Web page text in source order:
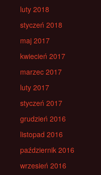
luty 2018
styczeń 2018
maj 2017
kwiecień 2017
marzec 2017
luty 2017
styczeń 2017
grudzień 2016
listopad 2016
październik 2016
wrzesień 2016